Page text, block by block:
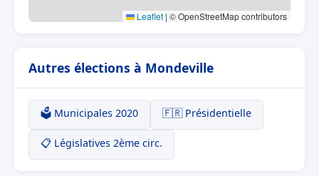
Leaflet | © OpenStreetMap contributors
Autres élections à Mondeville
🗳️ Municipales 2020 🇫🇷 Présidentielle
📋 Législatives 2ème circ.